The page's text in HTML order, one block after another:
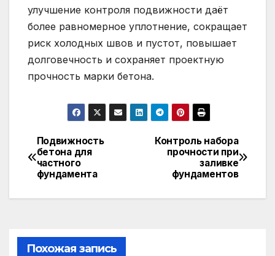
улучшение контроля подвижности даёт
более равномерное уплотнение, сокращает
риск холодных швов и пустот, повышает
долговечность и сохраняет проектную
прочность марки бетона.
Навигация
по
записям
Контроль набора
прочности при
заливке
фундаментов
Подвижность
бетона для
частного
фундамента
Похожая запись